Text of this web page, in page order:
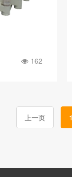
162
上一页 1